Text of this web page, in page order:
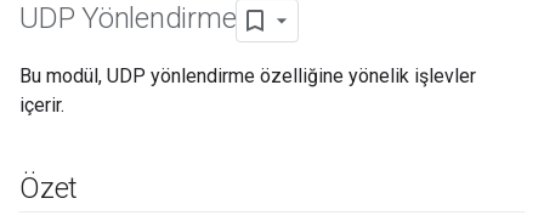
UDP Yönlendirme
Bu modül, UDP yönlendirme özelliğine yönelik işlevler
içerir.
Özet